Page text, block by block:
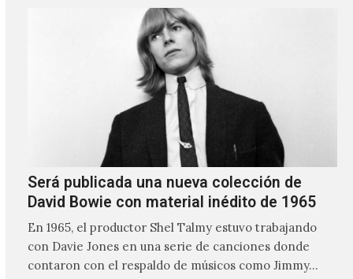
Será publicada una nueva colección de
David Bowie con material inédito de 1965
En 1965, el productor Shel Talmy estuvo trabajando
con Davie Jones en una serie de canciones donde
contaron con el respaldo de músicos como Jimmy…